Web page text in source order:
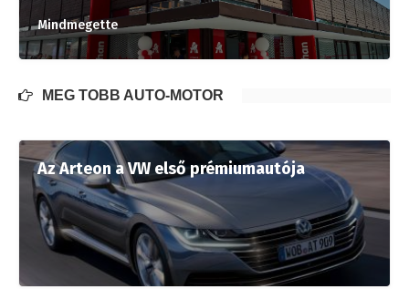
Mindmegette
MÉG TÖBB AUTÓ-MOTOR
Az Arteon a VW első prémiumautója